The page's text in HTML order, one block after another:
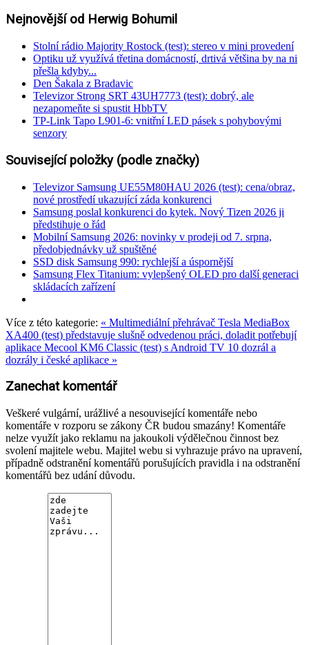
Nejnovější od Herwig Bohumil
Stolní rádio Majority Rostock (test): stereo v mini provedení
Optiku už využívá třetina domácností, drtivá většina by na ni
přešla kdyby...
Den Šakala z Bradavic
Televizor Strong SRT 43UH7773 (test): dobrý, ale
nezapomeňte si spustit HbbTV
TP-Link Tapo L901-6: vnitřní LED pásek s pohybovými
senzory
Související položky (podle značky)
Televizor Samsung UE55M80HAU 2026 (test): cena/obraz,
nové prostředí ukazující záda konkurenci
Samsung poslal konkurenci do kytek. Nový Tizen 2026 ji
předstihuje o řád
Mobilní Samsung 2026: novinky v prodeji od 7. srpna,
předobjednávky už spuštěné
SSD disk Samsung 990: rychlejší a úspornější
Samsung Flex Titanium: vylepšený OLED pro další generaci
skládacích zařízení
Více z této kategorie: « Multimediální přehrávač Tesla MediaBox
XA400 (test) představuje slušně odvedenou práci, doladit potřebují
aplikace Mecool KM6 Classic (test) s Android TV 10 dozrál a
dozrály i české aplikace »
Zanechat komentář
Veškeré vulgární, urážlivé a nesouvisející komentáře nebo
komentáře v rozporu se zákony ČR budou smazány! Komentáře
nelze využít jako reklamu na jakoukoli výdělečnou činnost bez
svolení majitele webu. Majitel webu si vyhrazuje právo na upravení,
případně odstranění komentářů porušujících pravidla i na odstranění
komentářů bez udání důvodu.